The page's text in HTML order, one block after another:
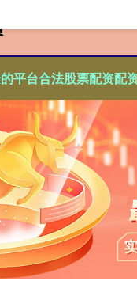
平台合法股票配资配